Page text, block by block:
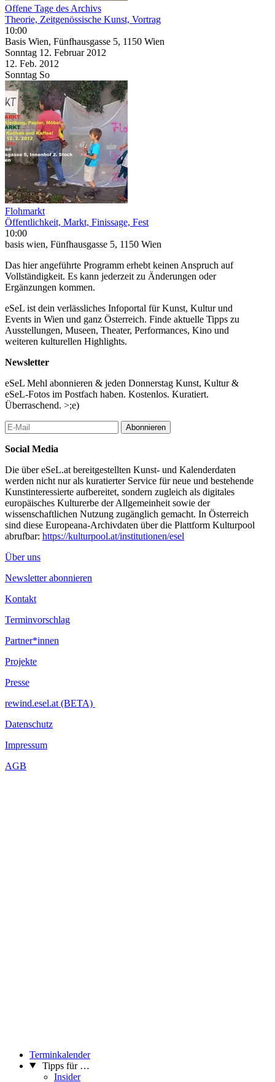
Offene Tage des Archivs
Theorie, Zeitgenössische Kunst, Vortrag
10:00
Basis Wien, Fünfhausgasse 5, 1150 Wien
Sonntag 12. Februar 2012
12. Feb. 2012
Sonntag So
Flohmarkt
Öffentlichkeit, Markt, Finissage, Fest
10:00
basis wien, Fünfhausgasse 5, 1150 Wien
Das hier angeführte Programm erhebt keinen Anspruch auf
Vollständigkeit. Es kann jederzeit zu Änderungen oder
Ergänzungen kommen.
eSeL ist dein verlässliches Infoportal für Kunst, Kultur und
Events in Wien und ganz Österreich. Finde aktuelle Tipps zu
Ausstellungen, Museen, Theater, Performances, Kino und
weiteren kulturellen Highlights.
Newsletter
eSeL Mehl abonnieren & jeden Donnerstag Kunst, Kultur &
eSeL-Fotos im Postfach haben. Kostenlos. Kuratiert.
Überraschend. >;e)
Abonnieren
Social Media
Die über eSeL.at bereitgestellten Kunst- und Kalenderdaten
werden nicht nur als kuratierter Service für neue und bestehende
Kunstinteressierte aufbereitet, sondern zugleich als digitales
europäisches Kulturerbe der Allgemeinheit sowie der
wissenschaftlichen Nutzung zugänglich gemacht. In Österreich
sind diese Europeana-Archivdaten über die Plattform Kulturpool
abrufbar: https://kulturpool.at/institutionen/esel
Über uns
Newsletter abonnieren
Kontakt
Terminvorschlag
Partner*innen
Projekte
Presse
rewind.esel.at (BETA)
Datenschutz
Impressum
AGB
Terminkalender
Tipps für …
Insider